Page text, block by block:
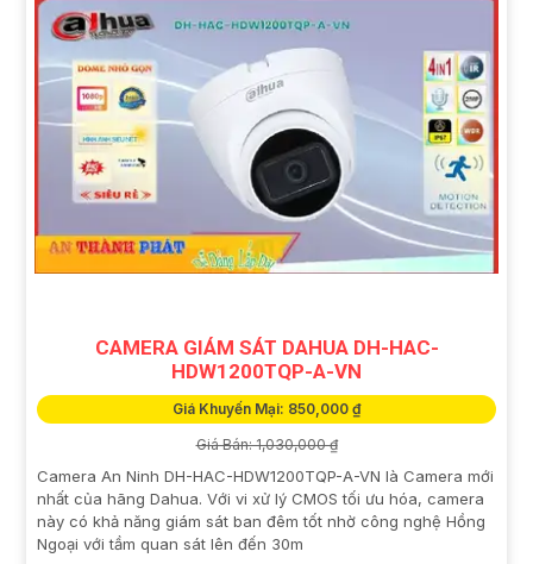
CAMERA GIÁM SÁT DAHUA DH-HAC-
HDW1200TQP-A-VN
Giá Khuyến Mại: 850,000 ₫
Giá Bán: 1,030,000 ₫
Camera An Ninh DH-HAC-HDW1200TQP-A-VN là Camera mới
nhất của hãng Dahua. Với vi xử lý CMOS tối ưu hóa, camera
này có khả năng giám sát ban đêm tốt nhờ công nghệ Hồng
Ngoại với tầm quan sát lên đến 30m